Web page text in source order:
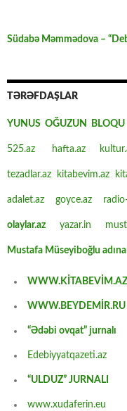
Südabə Məmmədova –
TƏRƏFDAŞLAR
YUNUS OĞUZUN BLOQU
525.az hafta.az
tezadlar.az kitabevim.az
adalet.az goyce.az
olaylar.az yazar.in
Mustafa Müseyiboğlu
WWW.KİTABEVİM.AZ
WWW.BEYDEMİR.RU
“Ədəbi ovqat” jurnalı
Edebiyyatqazeti.az
“ULDUZ” JURNALI
www.xudaferin.eu